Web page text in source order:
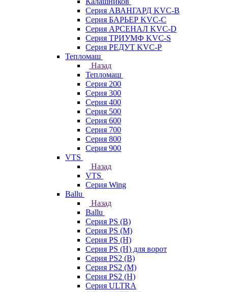
Серия АВАНГАРД KVC-B
Серия БАРЬЕР KVC-C
Серия АРСЕНАЛ KVC-D
Серия ТРИУМФ KVC-S
Серия РЕДУТ KVC-P
Тепломаш
Назад
Тепломаш
Серия 200
Серия 300
Серия 400
Серия 500
Серия 600
Серия 700
Серия 800
Серия 900
VTS
Назад
VTS
Серия Wing
Ballu
Назад
Ballu
Серия PS (B)
Серия PS (M)
Серия PS (H)
Серия PS (H) для ворот
Серия PS2 (B)
Серия PS2 (M)
Серия PS2 (H)
Серия ULTRA